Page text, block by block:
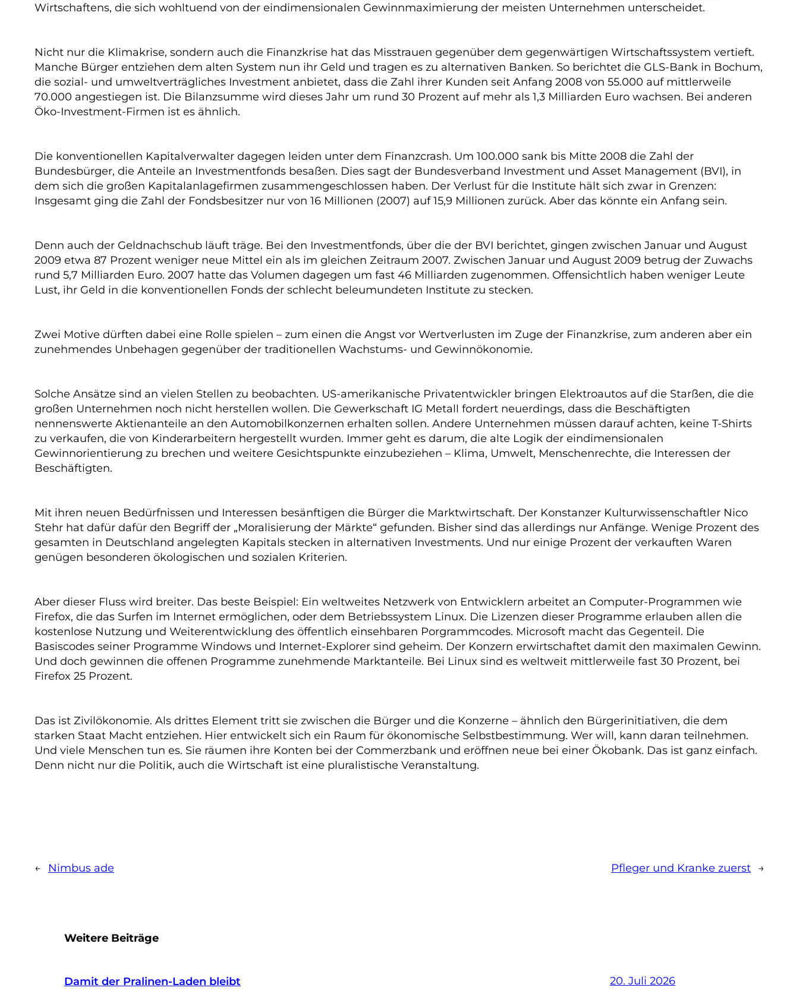
Wirtschaftens, die sich wohltuend von der eindimensionalen Gewinnmaximierung der meisten Unternehmen unterscheidet.
Nicht nur die Klimakrise, sondern auch die Finanzkrise hat das Misstrauen gegenüber dem gegenwärtigen Wirtschaftssystem vertieft.
Manche Bürger entziehen dem alten System nun ihr Geld und tragen es zu alternativen Banken. So berichtet die GLS-Bank in Bochum,
die sozial- und umweltverträgliches Investment anbietet, dass die Zahl ihrer Kunden seit Anfang 2008 von 55.000 auf mittlerweile
70.000 angestiegen ist. Die Bilanzsumme wird dieses Jahr um rund 30 Prozent auf mehr als 1,3 Milliarden Euro wachsen. Bei anderen
Öko-Investment-Firmen ist es ähnlich.
Die konventionellen Kapitalverwalter dagegen leiden unter dem Finanzcrash. Um 100.000 sank bis Mitte 2008 die Zahl der
Bundesbürger, die Anteile an Investmentfonds besaßen. Dies sagt der Bundesverband Investment und Asset Management (BVI), in
dem sich die großen Kapitalanlagefirmen zusammengeschlossen haben. Der Verlust für die Institute hält sich zwar in Grenzen:
Insgesamt ging die Zahl der Fondsbesitzer nur von 16 Millionen (2007) auf 15,9 Millionen zurück. Aber das könnte ein Anfang sein.
Denn auch der Geldnachschub läuft träge. Bei den Investmentfonds, über die der BVI berichtet, gingen zwischen Januar und August
2009 etwa 87 Prozent weniger neue Mittel ein als im gleichen Zeitraum 2007. Zwischen Januar und August 2009 betrug der Zuwachs
rund 5,7 Milliarden Euro. 2007 hatte das Volumen dagegen um fast 46 Milliarden zugenommen. Offensichtlich haben weniger Leute
Lust, ihr Geld in die konventionellen Fonds der schlecht beleumundeten Institute zu stecken.
Zwei Motive dürften dabei eine Rolle spielen – zum einen die Angst vor Wertverlusten im Zuge der Finanzkrise, zum anderen aber ein
zunehmendes Unbehagen gegenüber der traditionellen Wachstums- und Gewinnökonomie.
Solche Ansätze sind an vielen Stellen zu beobachten. US-amerikanische Privatentwickler bringen Elektroautos auf die Starßen, die die
großen Unternehmen noch nicht herstellen wollen. Die Gewerkschaft IG Metall fordert neuerdings, dass die Beschäftigten
nennenswerte Aktienanteile an den Automobilkonzernen erhalten sollen. Andere Unternehmen müssen darauf achten, keine T-Shirts
zu verkaufen, die von Kinderarbeitern hergestellt wurden. Immer geht es darum, die alte Logik der eindimensionalen
Gewinnorientierung zu brechen und weitere Gesichtspunkte einzubeziehen – Klima, Umwelt, Menschenrechte, die Interessen der
Beschäftigten.
Mit ihren neuen Bedürfnissen und Interessen besänftigen die Bürger die Marktwirtschaft. Der Konstanzer Kulturwissenschaftler Nico
Stehr hat dafür dafür den Begriff der „Moralisierung der Märkte“ gefunden. Bisher sind das allerdings nur Anfänge. Wenige Prozent des
gesamten in Deutschland angelegten Kapitals stecken in alternativen Investments. Und nur einige Prozent der verkauften Waren
genügen besonderen ökologischen und sozialen Kriterien.
Aber dieser Fluss wird breiter. Das beste Beispiel: Ein weltweites Netzwerk von Entwicklern arbeitet an Computer-Programmen wie
Firefox, die das Surfen im Internet ermöglichen, oder dem Betriebssystem Linux. Die Lizenzen dieser Programme erlauben allen die
kostenlose Nutzung und Weiterentwicklung des öffentlich einsehbaren Porgrammcodes. Microsoft macht das Gegenteil. Die
Basiscodes seiner Programme Windows und Internet-Explorer sind geheim. Der Konzern erwirtschaftet damit den maximalen Gewinn.
Und doch gewinnen die offenen Programme zunehmende Marktanteile. Bei Linux sind es weltweit mittlerweile fast 30 Prozent, bei
Firefox 25 Prozent.
Das ist Zivilökonomie. Als drittes Element tritt sie zwischen die Bürger und die Konzerne – ähnlich den Bürgerinitiativen, die dem
starken Staat Macht entziehen. Hier entwickelt sich ein Raum für ökonomische Selbstbestimmung. Wer will, kann daran teilnehmen.
Und viele Menschen tun es. Sie räumen ihre Konten bei der Commerzbank und eröffnen neue bei einer Ökobank. Das ist ganz einfach.
Denn nicht nur die Politik, auch die Wirtschaft ist eine pluralistische Veranstaltung.
← Nimbus ade Pfleger und Kranke zuerst →
Weitere Beiträge
Damit der Pralinen-Laden bleibt 20. Juli 2026